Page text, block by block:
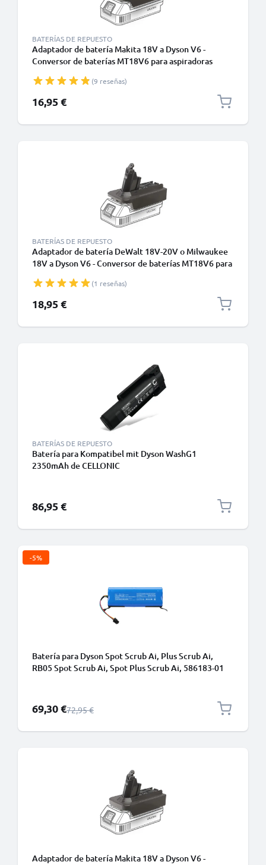
BATERÍAS DE REPUESTO
Adaptador de batería Makita 18V a Dyson V6 -
Conversor de baterías MT18V6 para aspiradoras
(9 reseñas)
16,95 €
BATERÍAS DE REPUESTO
Adaptador de batería DeWalt 18V-20V o Milwaukee
18V a Dyson V6 - Conversor de baterías MT18V6 para
(1 reseñas)
18,95 €
BATERÍAS DE REPUESTO
Batería para Kompatibel mit Dyson WashG1
2350mAh de CELLONIC
86,95 €
-5%
Batería para Dyson Spot Scrub Ai, Plus Scrub Ai,
RB05 Spot Scrub Ai, Spot Plus Scrub Ai, 586183-01
Precio especial
69,30 €Precio normal
72,95 €
Adaptador de batería Makita 18V a Dyson V6 -